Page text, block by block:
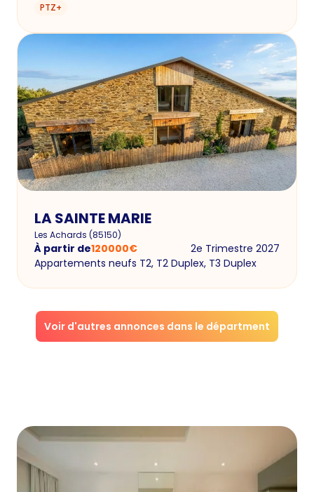
PTZ+
LA SAINTE MARIE
Les Achards (85150)
À partir de120000€
2e Trimestre 2027
Appartements neufs T2, T2 Duplex, T3 Duplex
Voir d'autres annonces dans le départment